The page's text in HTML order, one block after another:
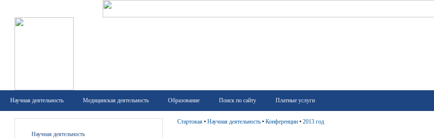
Научная деятельность Медицинская деятельность Образование Поиск по сайту Платные услуги
Научная деятельность
Стартовая • Научная деятельность • Конференции • 2013 год